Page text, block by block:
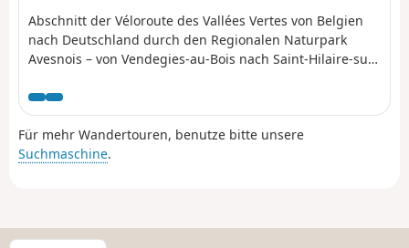
Abschnitt der Véloroute des Vallées Vertes von Belgien
nach Deutschland durch den Regionalen Naturpark
Avesnois – von Vendegies-au-Bois nach Saint-Hilaire-sur-
Für mehr Wandertouren, benutze bitte unsere
Suchmaschine.